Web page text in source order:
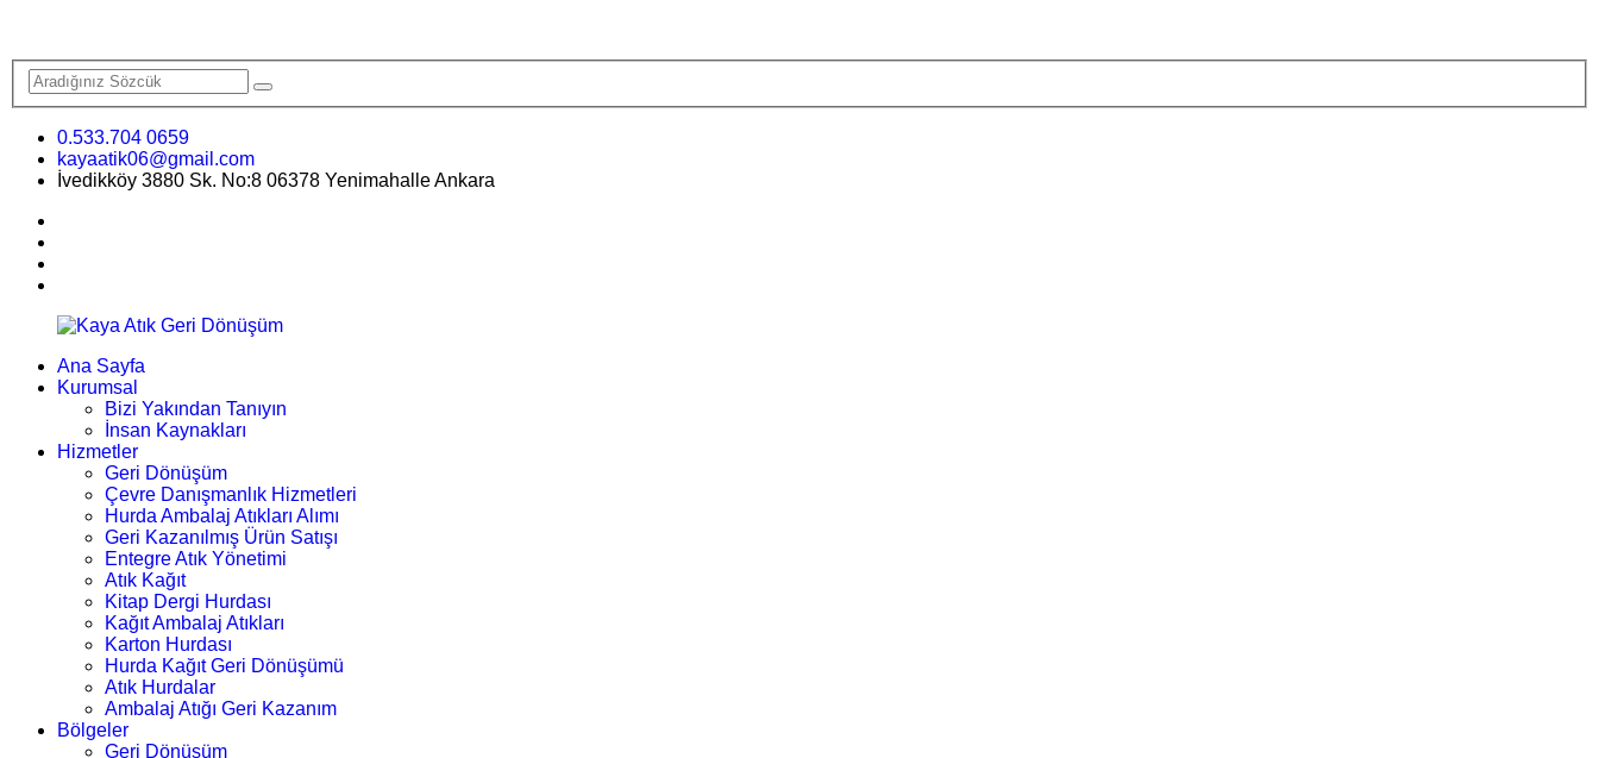
0.533.704 0659
kayaatik06@gmail.com
İvedikköy 3880 Sk. No:8 06378 Yenimahalle Ankara
Ana Sayfa
Kurumsal
Bizi Yakından Tanıyın
İnsan Kaynakları
Hizmetler
Geri Dönüşüm
Çevre Danışmanlık Hizmetleri
Hurda Ambalaj Atıkları Alımı
Geri Kazanılmış Ürün Satışı
Entegre Atık Yönetimi
Atık Kağıt
Kitap Dergi Hurdası
Kağıt Ambalaj Atıkları
Karton Hurdası
Hurda Kağıt Geri Dönüşümü
Atık Hurdalar
Ambalaj Atığı Geri Kazanım
Bölgeler
Geri Dönüşüm